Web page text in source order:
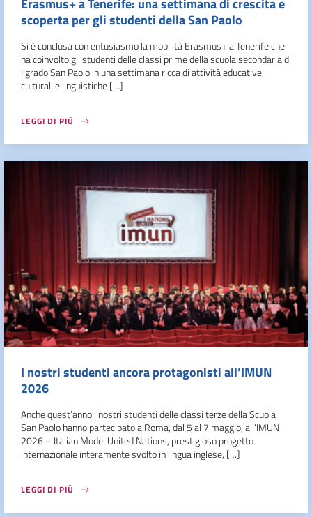
Erasmus+ a Tenerife: una settimana di crescita e
scoperta per gli studenti della San Paolo
Si è conclusa con entusiasmo la mobilità Erasmus+ a Tenerife che
ha coinvolto gli studenti delle classi prime della scuola secondaria di
I grado San Paolo in una settimana ricca di attività educative,
culturali e linguistiche […]
LEGGI DI PIÙ
I nostri studenti ancora protagonisti all’IMUN
2026
Anche quest’anno i nostri studenti delle classi terze della Scuola
San Paolo hanno partecipato a Roma, dal 5 al 7 maggio, all’IMUN
2026 – Italian Model United Nations, prestigioso progetto
internazionale interamente svolto in lingua inglese, […]
LEGGI DI PIÙ